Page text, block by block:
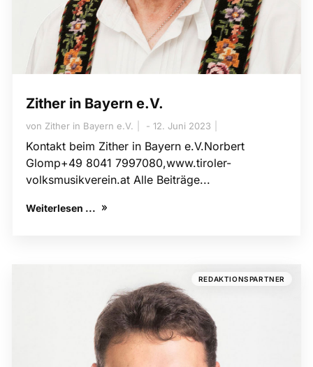
Zither in Bayern e.V.
von Zither in Bayern e.V. 12. Juni 2023
Kontakt beim Zither in Bayern e.V.Norbert
Glomp+49 8041 7997080,www.tiroler-
volksmusik​verein.at Alle Beiträge...
Weiterlesen ...
REDAKTIONSPARTNER